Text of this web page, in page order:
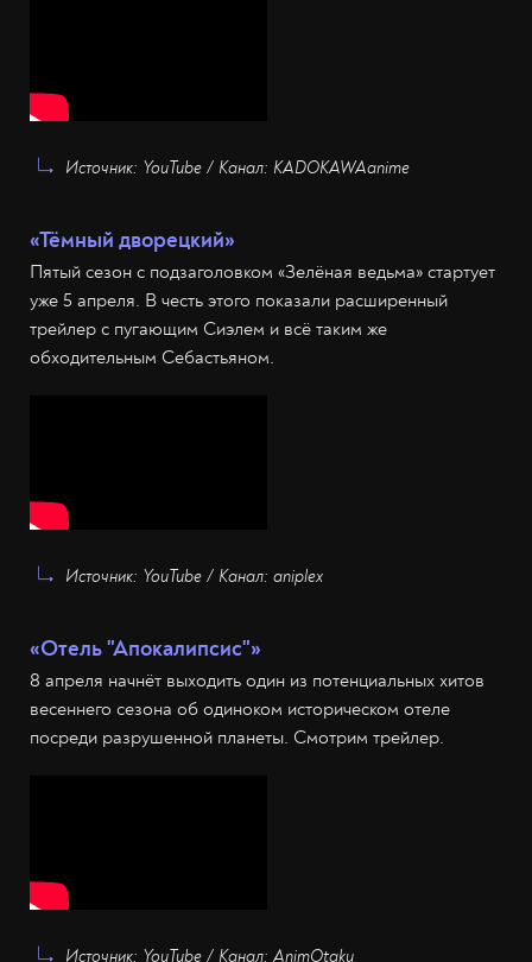
Источник: YouTube / Канал: KADOKAWAanime
«Тёмный дворецкий»
Пятый сезон с подзаголовком «Зелёная ведьма» стартует
уже 5 апреля. В честь этого показали расширенный
трейлер с пугающим Сиэлем и всё таким же
обходительным Себастьяном.
Источник: YouTube / Канал: aniplex
«Отель "Апокалипсис"»
8 апреля начнёт выходить один из потенциальных хитов
весеннего сезона об одиноком историческом отеле
посреди разрушенной планеты. Смотрим трейлер.
Источник: YouTube / Канал: AnimOtaku